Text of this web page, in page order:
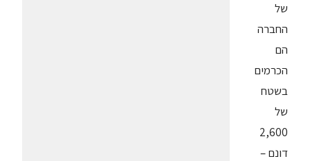
של
החברה
הם
הכרמים
בשטח
של
2,600
דונם –